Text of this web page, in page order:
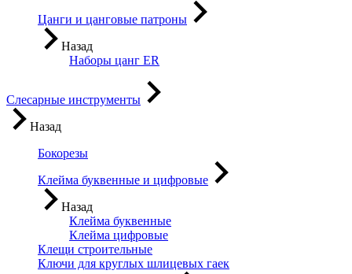
Цанги и цанговые патроны
Назад
Наборы цанг ER
Слесарные инструменты
Назад
Бокорезы
Клейма буквенные и цифровые
Назад
Клейма буквенные
Клейма цифровые
Клещи строительные
Ключи для круглых шлицевых гаек